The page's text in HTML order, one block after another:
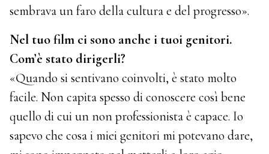
sembrava un faro della cultura e del progresso».
Nel tuo film ci sono anche i tuoi genitori.
Com’è stato dirigerli?
«Quando si sentivano coinvolti, è stato molto
facile. Non capita spesso di conoscere così bene
quello di cui un non professionista è capace. Io
sapevo che cosa i miei genitori mi potevano dare,